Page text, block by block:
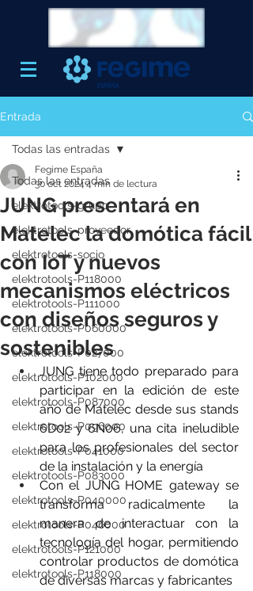
Entrada
Todas las entradas
elektrotools-grupo
elektrotools-proveedor
elektrotools-socio
elektrotools-P118000
elektrotools-P111000
elektrotools-P060000
elektrotools-P027000
elektrotools-P102000
elektrotools-P087000
elektrotools-P096000
elektrotools-P041000
elektrotools-P083000
elektrotools-P040000
elektrotools-P046000
elektrotools-P121000
elektrotools-P118000
Todas las entradas
JUNG presentará en
Matelec la domótica fácil
con IoT y nuevos
mecanismos eléctricos
con diseños seguros y
sostenibles
Fegime España
30 oct 2024 4 min de lectura
JUNG tiene todo preparado para
participar en la edición de este
año de Matelec desde sus stands
6D02 y 6N06, una cita ineludible
para los profesionales del sector
de la instalación y la energía
Con el JUNG HOME gateway se
transforma radicalmente la
manera de interactuar con la
tecnología del hogar, permitiendo
controlar productos de domótica
de diversas marcas y fabricantes